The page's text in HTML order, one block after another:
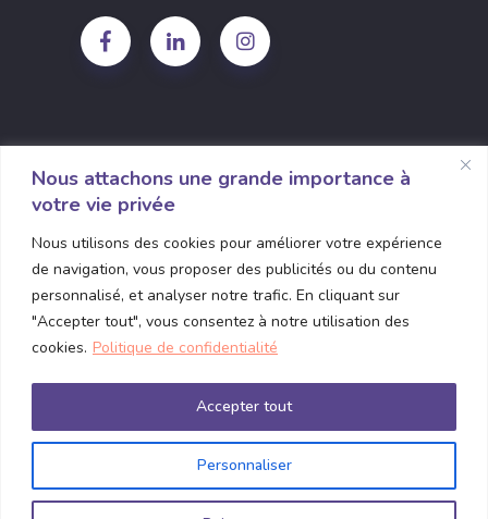
Nous attachons une grande importance à
votre vie privée
Nous utilisons des cookies pour améliorer votre expérience
de navigation, vous proposer des publicités ou du contenu
personnalisé, et analyser notre trafic. En cliquant sur
"Accepter tout", vous consentez à notre utilisation des
cookies. Politique de confidentialité
Personnaliser
Accepter tout
1135 Grande Allée O Bureau 310
Québec, Quebec G1S 1E7
contact@connexence.com
(418) 380-5815